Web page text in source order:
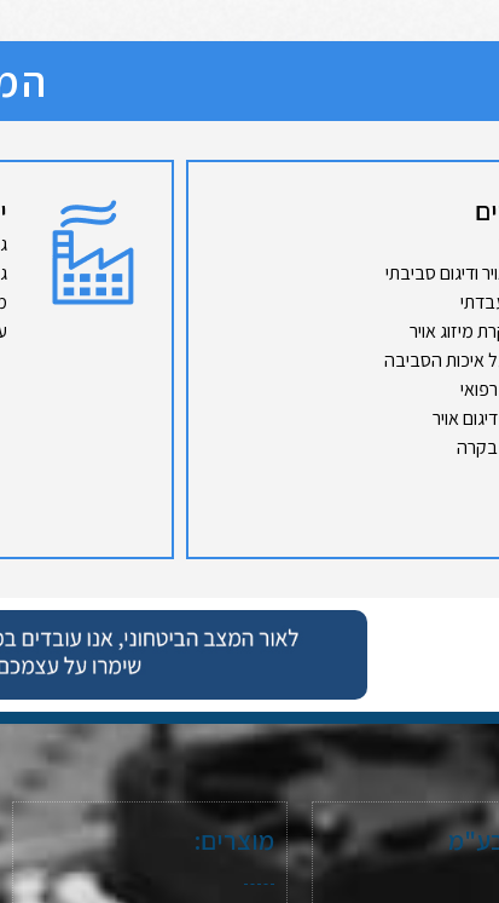
ודיגום סביבתי
מיזוג אויר
איכות הסביבה
אויר
מוצרים: